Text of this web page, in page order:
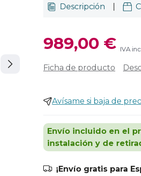
Descripción
989,00 € IVA
Ficha de producto
Avísame si baja de
Envío incluido en el
instalación y de
¡Envío gratis para